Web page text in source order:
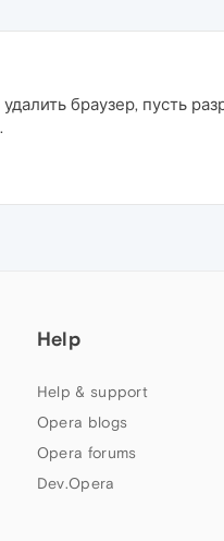
браузер, пусть
Help
Help & support
Opera blogs
Opera forums
Dev.Opera